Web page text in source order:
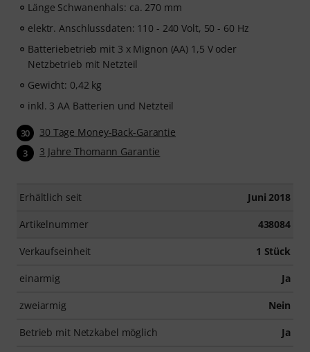
Länge Schwanenhals: ca. 270 mm
elektr. Anschlussdaten: 110 - 240 Volt, 50 - 60 Hz
Batteriebetrieb mit 3 x Mignon (AA) 1,5 V oder
Netzbetrieb mit Netzteil
Gewicht: 0,42 kg
inkl. 3 AA Batterien und Netzteil
30 30 Tage Money-Back-Garantie
3 3 Jahre Thomann Garantie
Erhältlich seit Juni 2018
Artikelnummer 438084
Verkaufseinheit 1 Stück
einarmig Ja
zweiarmig Nein
Betrieb mit Netzkabel möglich Ja